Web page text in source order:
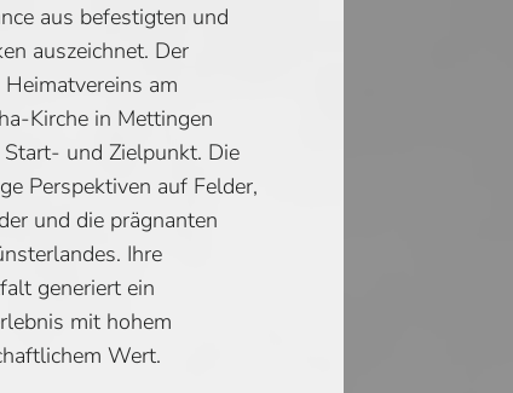
aus befestigten und
auszeichnet. Der
am
Kirche in Mettingen
und Zielpunkt. Die
Perspektiven auf Felder,
und die prägnanten
Ihre
generiert ein
mit hohem
Wert.